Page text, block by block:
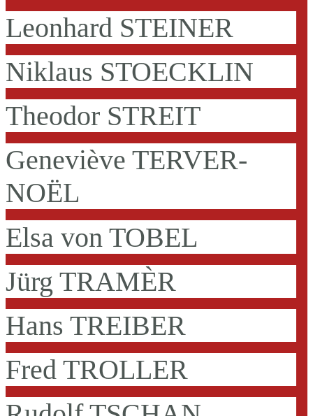
Leonhard STEINER
Niklaus STOECKLIN
Theodor STREIT
Geneviève TERVER-
NOËL
Elsa von TOBEL
Jürg TRAMÈR
Hans TREIBER
Fred TROLLER